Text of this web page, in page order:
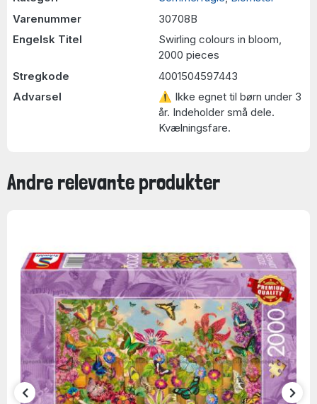
Varenummer
30708B
Engelsk Titel
Swirling colours in bloom,
2000 pieces
Stregkode
4001504597443
Advarsel
⚠ Ikke egnet til børn under 3
år. Indeholder små dele.
Kvælningsfare.
Andre relevante produkter